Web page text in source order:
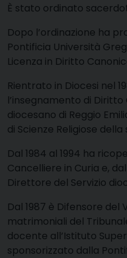
È stato ordinato
Dopo l’ordinazione ha
Pontificia Università
Licenza in Diritto
Rientrato in Diocesi nel
l’insegnamento di
diocesano di Reggio
di Scienze Religiose
Dal 1984 al 1994 ha
Cancelliere in Curia e,
Direttore del Servizio
Dal 1987 è Difensore del
matrimoniali del
docente all’Istituto
sponsorizzato dalla